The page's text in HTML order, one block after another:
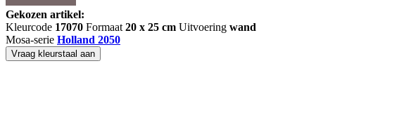
Gekozen artikel:
Kleurcode 17070 Formaat 20 x 25 cm Uitvoering wand
Mosa-serie Holland 2050
Vraag kleurstaal aan